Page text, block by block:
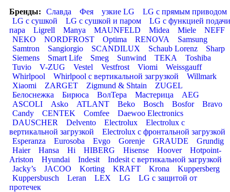
Бренды:
Славда Фея узкие LG
LG с прямым приводом
LG с сушкой
LG с сушкой и паром
LG с функцией подачи
пара
Ligrell Manya MAUNFELD Midea Miele
NEFF
NEKO
NORDFROST Optima RENOVA
Samsung
Samtron
Sangiorgio SCANDILUX Schaub Lorenz
Sharp
Siemens
Smart Life Smeg Sunwind TEKA
Toshiba
Tuvio
V-ZUG Vestel Vestfrost Viomi
Weissgauff
Whirlpool
Whirlpool с вертикальной загрузкой
Willmark
Xiaomi
ZARGET Zigmund & Shtain
ZUGEL
Белоснежка
Бирюса ВолТера Мастерица
AEG
ASCOLI
Asko ATLANT Beko Bosch Bosfor
Bravo
Candy
CENTEK Comfee
Daewoo Electronics
DAUSCHER
Delvento Electrolux
Electrolux с
вертикальной загрузкой
Electrolux с фронтальной загрузкой
Esperanza
Eurosoba Evgo Gorenje GRAUDE
Grundig
Haier
Hansa Hi HIBERG Hisense Hoover
Hotpoint-
Ariston
Hyundai Indesit
Indesit с вертикальной загрузкой
Jacky’s
JACOO Korting KRAFT Krona
Kuppersberg
Kuppersbusch
Leran LEX LG
LG с защитой от
протечек